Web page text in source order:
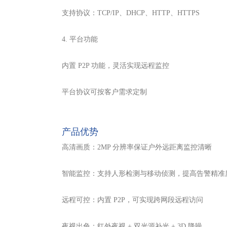
支持协议：TCP/IP、DHCP、HTTP、HTTPS
4. 平台功能
内置 P2P 功能，灵活实现远程监控
平台协议可按客户需求定制
产品优势
高清画质：2MP 分辨率保证户外远距离监控清晰
智能监控：支持人形检测与移动侦测，提高告警精准
远程可控：内置 P2P，可实现跨网段远程访问